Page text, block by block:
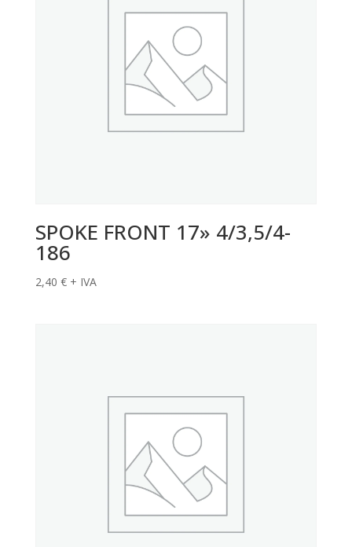
SPOKE FRONT 17» 4/3,5/4-
186
2,40 € + IVA